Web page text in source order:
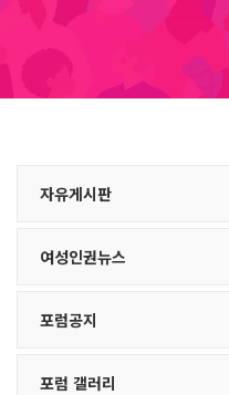
자유게시판
여성인권뉴스
포럼공지
포럼 갤러리